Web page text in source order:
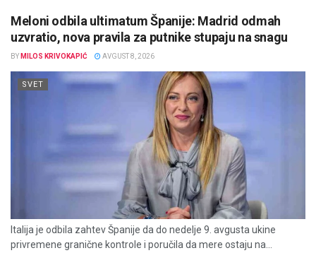
Meloni odbila ultimatum Španije: Madrid odmah
uzvratio, nova pravila za putnike stupaju na snagu
BY MILOS KRIVOKAPIĆ AVGUST 8, 2026
SVET
Italija je odbila zahtev Španije da do nedelje 9. avgusta ukine
privremene granične kontrole i poručila da mere ostaju na...